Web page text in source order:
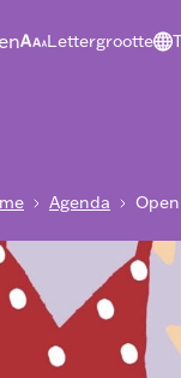
Lettergrootte
Agenda